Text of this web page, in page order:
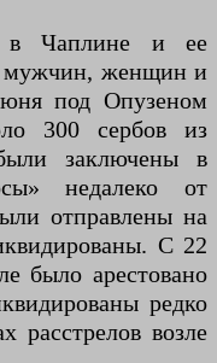
в Чаплине и ее
мужчин, женщин и
под Опузеном
300 сербов из
заключены в
недалеко от
отправлены на
С 22
было арестовано
редко
расстрелов возле